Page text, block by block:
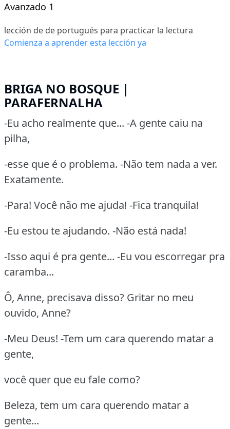
Avanzado 1
lección de de portugués para practicar la lectura
Comienza a aprender esta lección ya
BRIGA NO BOSQUE |
PARAFERNALHA
-Eu acho realmente que... -A gente caiu na
pilha,
-esse que é o problema. -Não tem nada a ver.
Exatamente.
-Para! Você não me ajuda! -Fica tranquila!
-Eu estou te ajudando. -Não está nada!
-Isso aqui é pra gente... -Eu vou escorregar pra
caramba...
Ô, Anne, precisava disso? Gritar no meu
ouvido, Anne?
-Meu Deus! -Tem um cara querendo matar a
gente,
você quer que eu fale como?
Beleza, tem um cara querendo matar a
gente...